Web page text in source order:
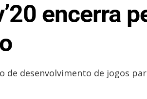
encerra
de desenvolvimento de jogos